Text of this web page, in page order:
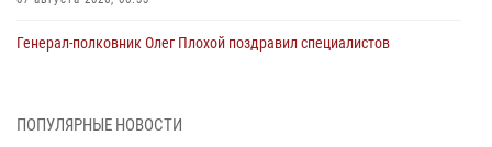
Генерал-полковник Олег Плохой поздравил специалистов
07 августа 2026, 05:32
ПОПУЛЯРНЫЕ НОВОСТИ